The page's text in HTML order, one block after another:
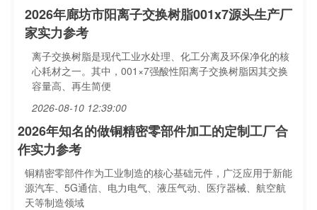
2026年廊坊市阳离子交换树脂001x7源头生产厂
家实力参考
离子交换树脂是现代工业水处理、化工分离及环保净化的核
心耗材之一。其中，001×7强酸性阳离子交换树脂因其交换
容量高、再生简便
2026-08-10 12:39:00
2026年知名的做铜精密零部件加工的定制工厂合
作实力参考
铜精密零部件作为工业制造的核心基础元件，广泛应用于新能
源汽车、5G通信、电力电气、液压气动、医疗器械、航空航
天等制造领域